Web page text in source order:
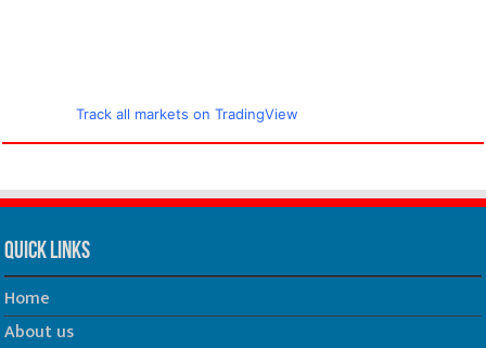
Track all markets on TradingView
Quick Links
Home
About us